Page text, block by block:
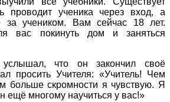
проводит ученика через вход, а
за учеником. Вам сейчас 18 лет.
вас покинуть дом и заняться
что он закончил своё
просить Учителя: «Учитель! Чем
больше скромности я чувствую. Я
ещё многому научиться у вас!»